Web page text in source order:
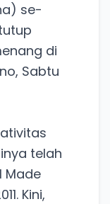
se-
di
Sabtu
telah
Made
Kini,